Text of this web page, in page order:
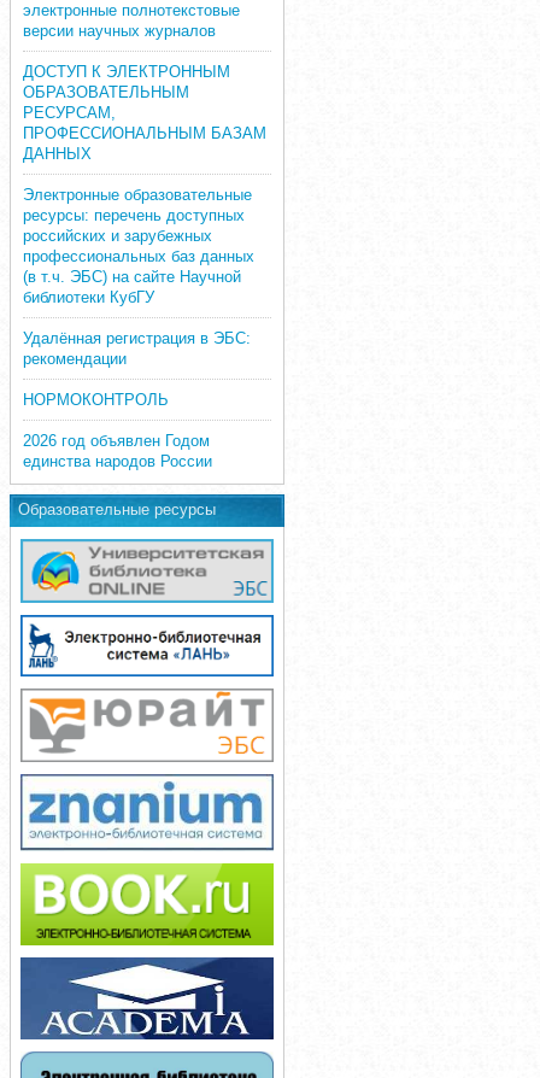
электронные полнотекстовые
версии научных журналов
ДОСТУП К ЭЛЕКТРОННЫМ
ОБРАЗОВАТЕЛЬНЫМ
РЕСУРСАМ,
ПРОФЕССИОНАЛЬНЫМ БАЗАМ
ДАННЫХ
Электронные образовательные
ресурсы: перечень доступных
российских и зарубежных
профессиональных баз данных
(в т.ч. ЭБС) на сайте Научной
библиотеки КубГУ
Удалённая регистрация в ЭБС:
рекомендации
НОРМОКОНТРОЛЬ
2026 год объявлен Годом
единства народов России
Образовательные ресурсы